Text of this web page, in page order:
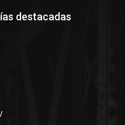
destacadas